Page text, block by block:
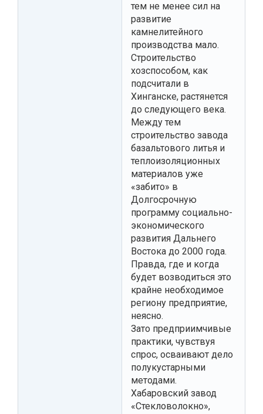
тем не менее сил на
развитие
камнелитейного
производства мало.
Строительство
хозспособом, как
подсчитали в
Хинганске, растянется
до следующего века.
Между тем
строительство завода
базальтового литья и
теплоизоляционных
материалов уже
«забито» в
Долгосрочную
программу социально-
экономического
развития Дальнего
Востока до 2000 года.
Правда, где и когда
будет возводиться это
крайне необходимое
региону предприятие,
неясно.
Зато предприимчивые
практики, чувствуя
спрос, осваивают дело
полукустарными
методами.
Хабаровский завод
«Стекловолокно»,